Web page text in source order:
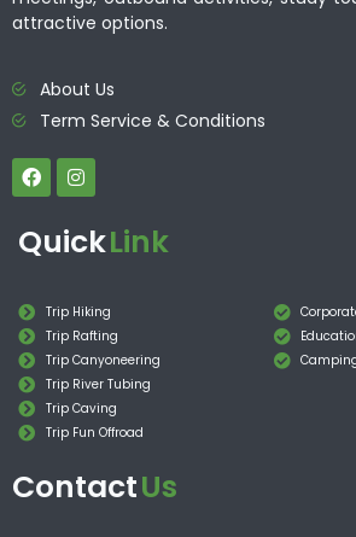
attractive options.
About Us
Term Service & Conditions
QuickLink
Trip Hiking
Trip Rafting
Trip Canyoneering
Trip River Tubing
Trip Caving
Trip Fun Offroad
ContactUs